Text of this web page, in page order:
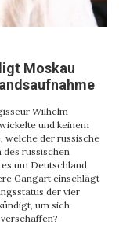
Moskau
Wilhelm
und keinem
welche der russische
russischen
um Deutschland
Gangart einschlägt
der vier
um sich